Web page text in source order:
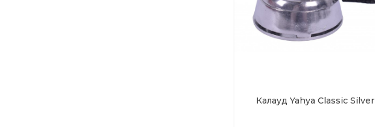
Калауд Yahya Classic Silver